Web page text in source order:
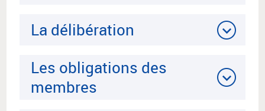
La délibération
Les obligations des
membres